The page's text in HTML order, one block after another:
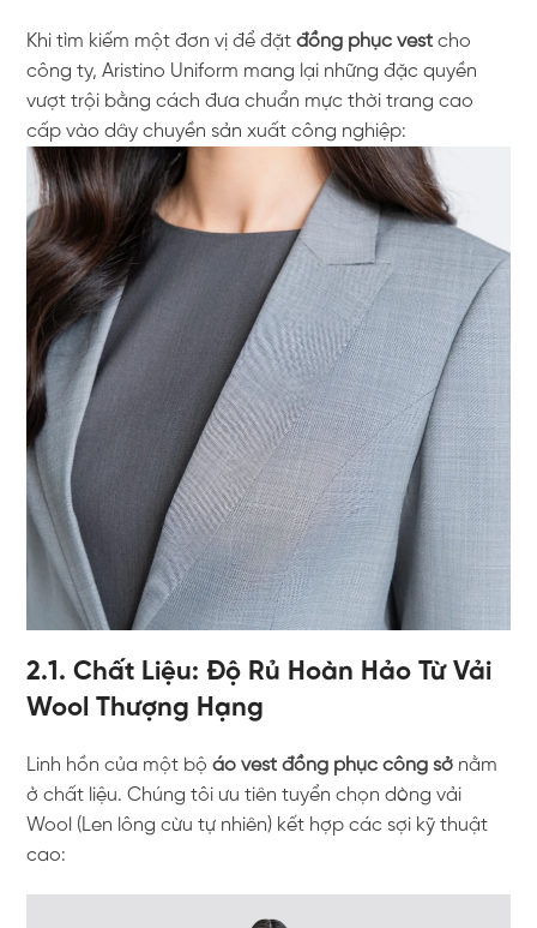
Khi tìm kiếm một đơn vị để đặtđồng phục vest cho
công ty, Aristino Uniform mang lại những đặc quyền
vượt trội bằng cách đưa chuẩn mực thời trang cao
cấp vào dây chuyền sản xuất công nghiệp:
2.1. Chất Liệu: Độ Rủ Hoàn Hảo Từ Vải
Wool Thượng Hạng
Linh hồn của một bộáo vest đồng phục công sở nằm
ở chất liệu. Chúng tôi ưu tiên tuyển chọn dòng vải
Wool (Len lông cừu tự nhiên) kết hợp các sợi kỹ thuật
cao: